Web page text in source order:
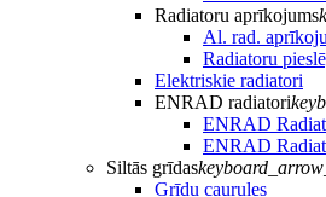
Radiatoru aprīkojums
Al. rad.
Radiatoru
Elektriskie radiatori
ENRAD radiatori
ENRAD
ENRAD
Siltās grīdas
Grīdu caurules